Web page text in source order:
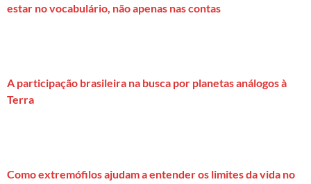
estar no vocabulário, não apenas nas contas
A participação brasileira na busca por planetas análogos à
Terra
Como extremófilos ajudam a entender os limites da vida no